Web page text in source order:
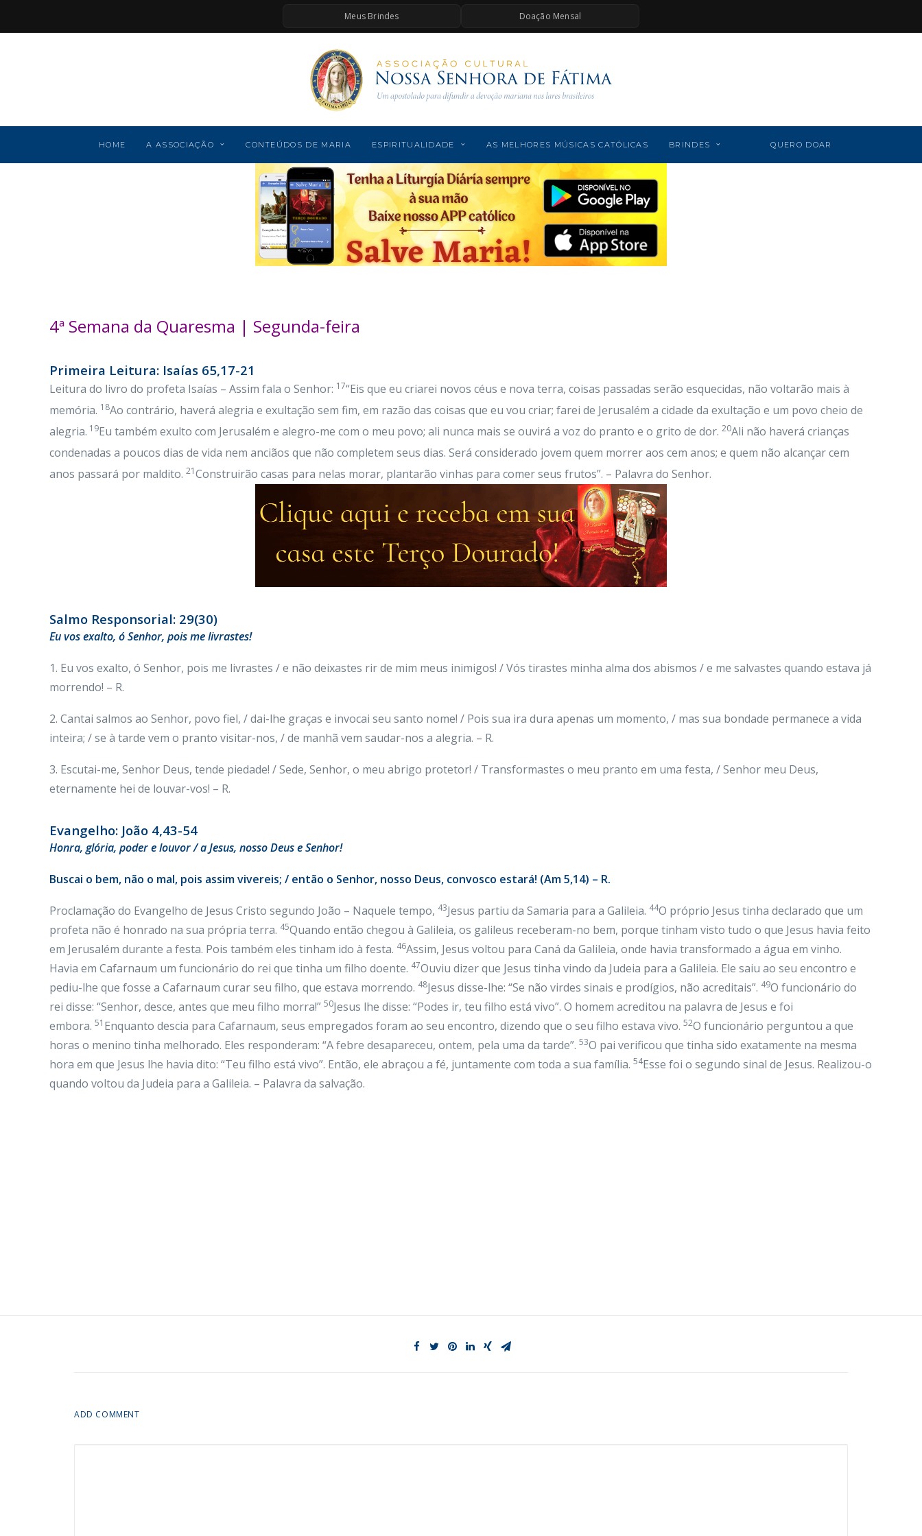
Meus Brindes Doação Mensal
HOME A ASSOCIAÇÃO CONTEÚDOS DE MARIA ESPIRITUALIDADE AS MELHORES MÚSICAS CATÓLICAS BRINDES QUERO DOAR
4ª Semana da Quaresma | Segunda-feira
Primeira Leitura: Isaías 65,17-21
Leitura do livro do profeta Isaías – Assim fala o Senhor: 17“Eis que eu criarei novos céus e nova terra, coisas passadas serão esquecidas, não voltarão mais à
memória. 18Ao contrário, haverá alegria e exultação sem fim, em razão das coisas que eu vou criar; farei de Jerusalém a cidade da exultação e um povo cheio de
alegria. 19Eu também exulto com Jerusalém e alegro-me com o meu povo; ali nunca mais se ouvirá a voz do pranto e o grito de dor. 20Ali não haverá crianças
condenadas a poucos dias de vida nem anciãos que não completem seus dias. Será considerado jovem quem morrer aos cem anos; e quem não alcançar cem
anos passará por maldito. 21Construirão casas para nelas morar, plantarão vinhas para comer seus frutos”. – Palavra do Senhor.
Salmo Responsorial: 29(30)
Eu vos exalto, ó Senhor, pois me livrastes!
1. Eu vos exalto, ó Senhor, pois me livrastes / e não deixastes rir de mim meus inimigos! / Vós tirastes minha alma dos abismos / e me salvastes quando estava já
morrendo! – R.
2. Cantai salmos ao Senhor, povo fiel, / dai-lhe graças e invocai seu santo nome! / Pois sua ira dura apenas um momento, / mas sua bondade permanece a vida
inteira; / se à tarde vem o pranto visitar-nos, / de manhã vem saudar-nos a alegria. – R.
3. Escutai-me, Senhor Deus, tende piedade! / Sede, Senhor, o meu abrigo protetor! / Transformastes o meu pranto em uma festa, / Senhor meu Deus,
eternamente hei de louvar-vos! – R.
Evangelho: João 4,43-54
Honra, glória, poder e louvor / a Jesus, nosso Deus e Senhor!
Buscai o bem, não o mal, pois assim vivereis; / então o Senhor, nosso Deus, convosco estará! (Am 5,14) – R.
Proclamação do Evangelho de Jesus Cristo segundo João – Naquele tempo, 43Jesus partiu da Samaria para a Galileia. 44O próprio Jesus tinha declarado que um
profeta não é honrado na sua própria terra. 45Quando então chegou à Galileia, os galileus receberam-no bem, porque tinham visto tudo o que Jesus havia feito
em Jerusalém durante a festa. Pois também eles tinham ido à festa. 46Assim, Jesus voltou para Caná da Galileia, onde havia transformado a água em vinho.
Havia em Cafarnaum um funcionário do rei que tinha um filho doente. 47Ouviu dizer que Jesus tinha vindo da Judeia para a Galileia. Ele saiu ao seu encontro e
pediu-lhe que fosse a Cafarnaum curar seu filho, que estava morrendo. 48Jesus disse-lhe: “Se não virdes sinais e prodígios, não acreditais”. 49O funcionário do
rei disse: “Senhor, desce, antes que meu filho morra!” 50Jesus lhe disse: “Podes ir, teu filho está vivo”. O homem acreditou na palavra de Jesus e foi
embora. 51 Enquanto descia para Cafarnaum, seus empregados foram ao seu encontro, dizendo que o seu filho estava vivo. 52O funcionário perguntou a que
horas o menino tinha melhorado. Eles responderam: “A febre desapareceu, ontem, pela uma da tarde”. 53O pai verificou que tinha sido exatamente na mesma
hora em que Jesus lhe havia dito: “Teu filho está vivo”. Então, ele abraçou a fé, juntamente com toda a sua família. 54Esse foi o segundo sinal de Jesus. Realizou-o
quando voltou da Judeia para a Galileia. – Palavra da salvação.
ADD COMMENT